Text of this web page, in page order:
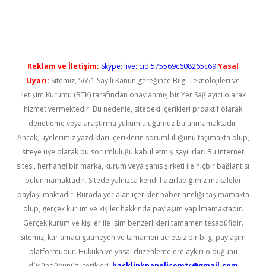
Reklam ve İletişim: Skype: live:.cid.575569c608265c69Yasal
Uyarı: Sitemiz, 5651 Sayılı Kanun gereğince Bilgi Teknolojileri ve
İletişim Kurumu (BTK) tarafından onaylanmış bir Yer Sağlayıcı olarak
hizmet vermektedir. Bu nedenle, sitedeki içerikleri proaktif olarak
denetleme veya araştırma yükümlülüğümüz bulunmamaktadır.
Ancak, üyelerimiz yazdıkları içeriklerin sorumluluğunu taşımakta olup,
siteye üye olarak bu sorumluluğu kabul etmiş sayılırlar. Bu internet
sitesi, herhangi bir marka, kurum veya şahıs şirketi ile hiçbir bağlantısı
bulunmamaktadır. Sitede yalnızca kendi hazırladığımız makaleler
paylaşılmaktadır. Burada yer alan içerikler haber niteliği taşımamakta
olup, gerçek kurum ve kişiler hakkında paylaşım yapılmamaktadır.
Gerçek kurum ve kişiler ile isim benzerlikleri tamamen tesadüfidir.
Sitemiz, kar amacı gütmeyen ve tamamen ücretsiz bir bilgi paylaşım
platformudur. Hukuka ve yasal düzenlemelere aykırı olduğunu